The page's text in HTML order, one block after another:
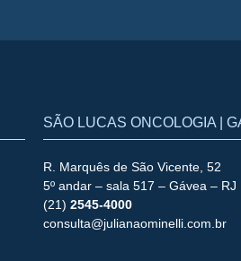
SÃO LUCAS ONCOLOGIA |
R. Marquês de São Vicente, 52
5º andar – sala 517 – Gávea – RJ
(21)2545-4000
consulta@julianaominelli.com.br